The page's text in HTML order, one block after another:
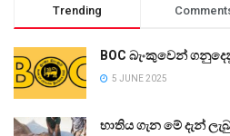
Trending
BOC බැංකුවෙන්
5 JUNE 2025
භාතිය ගැන මේ දැන්